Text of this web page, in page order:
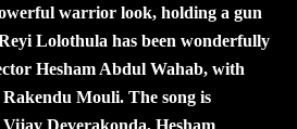
warrior look, holding a gun
Lolothula has been wonderfully
Hesham Abdul Wahab, with
Mouli. The song is
Deverakonda, Hesham